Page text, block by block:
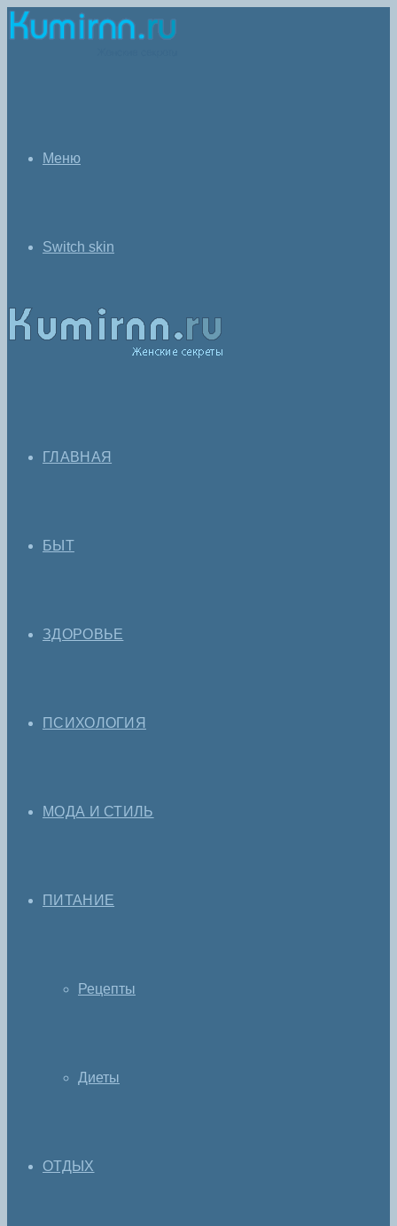
Меню
Switch skin
ГЛАВНАЯ
БЫТ
ЗДОРОВЬЕ
ПСИХОЛОГИЯ
МОДА И СТИЛЬ
ПИТАНИЕ
Рецепты
Диеты
ОТДЫХ